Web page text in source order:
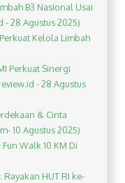
B3 Nasional Usai
- 28 Agustus 2025)
Kelola Limbah
Perkuat Sinergi
- 28 Agustus
& Cinta
10 Agustus 2025)
Walk 10 KM Di
Rayakan HUT RI ke-